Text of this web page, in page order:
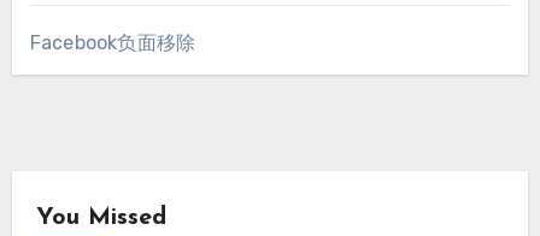
Facebook负面移除
You Missed